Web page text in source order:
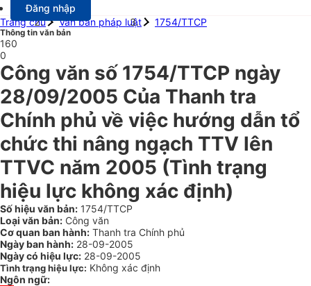
Đăng nhập
Trang chủ
Văn bản pháp luật 1754/TTCP
Thông tin văn bản
160
0
Công văn số 1754/TTCP ngày
28/09/2005 Của Thanh tra
Chính phủ về việc hướng dẫn tổ
chức thi nâng ngạch TTV lên
TTVC năm 2005 (Tình trạng
hiệu lực không xác định)
Số hiệu văn bản: 1754/TTCP
Loại văn bản: Công văn
Cơ quan ban hành: Thanh tra Chính phủ
Ngày ban hành: 28-09-2005
Ngày có hiệu lực: 28-09-2005
Tình trạng hiệu lực: Không xác định
Ngôn ngữ: